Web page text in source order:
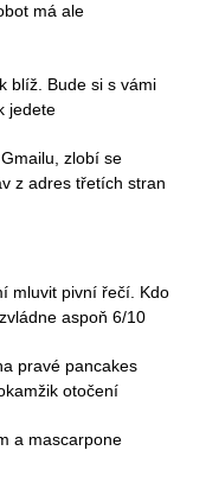
má ale
blíž. Bude si s vámi
jedete
zlobí se
z adres třetích stran
mluvit pivní řečí. Kdo
aspoň 6/10
pravé pancakes
otočení
a mascarpone